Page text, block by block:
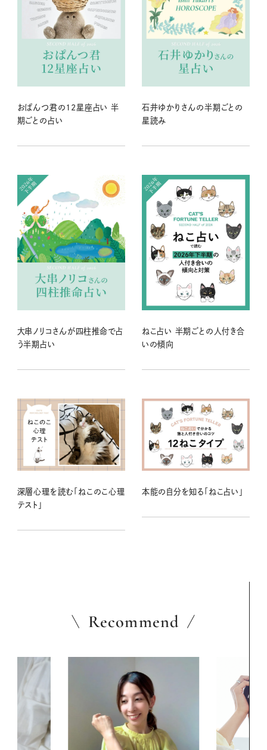
おぱんつ君の12星座占い 半
期ごとの占い
石井ゆかりさんの半期ごとの
星読み
大串ノリコさんが四柱推命で占
う半期占い
ねこ占い 半期ごとの人付き合
いの傾向
深層心理を読む「ねこのこ心理
テスト」
本能の自分を知る「ねこ占い」
Recommend